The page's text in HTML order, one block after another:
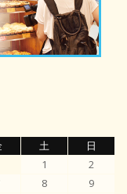
土
日
1
2
8
9